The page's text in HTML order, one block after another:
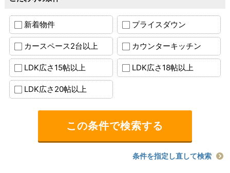
新着物件 プライスダウン
カースペース2台以上 カウンターキッチン
LDK広さ15帖以上 LDK広さ18帖以上
LDK広さ20帖以上
条件を指定し直して検索